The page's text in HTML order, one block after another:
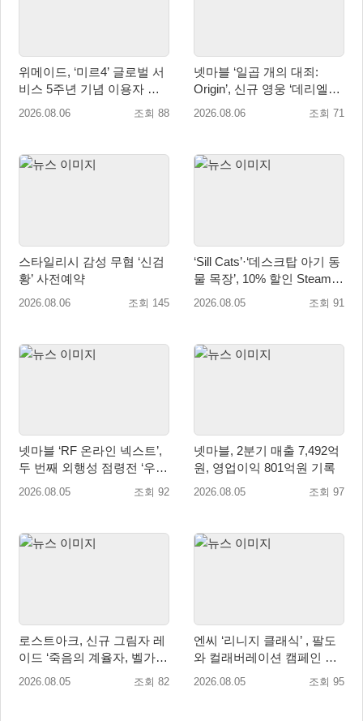
위메이드, ‘미르4’ 글로벌 서
비스 5주년 기념 이용자 헌
정 영상 공개
2026.08.06 조회 88
넷마블 ‘일곱 개의 대죄:
Origin’, 신규 영웅 ‘데리엘리’
업데이트 실시
2026.08.06 조회 71
스타일리시 감성 무협 ‘신검
황’ 사전예약
2026.08.06 조회 145
‘Sill Cats’·‘데스크탑 아기 동
물 목장’, 10% 할인 Steam
번들 판매
2026.08.05 조회 91
넷마블 ‘RF 온라인 넥스트’,
두 번째 외행성 점령전 ‘우샤
스 워존’ 등 업데이트 실시
2026.08.05 조회 92
넷마블, 2분기 매출 7,492억
원, 영업이익 801억원 기록
2026.08.05 조회 97
로스트아크, 신규 그림자 레
이드 ‘죽음의 계율자, 벨가르
딘’ 업데이트
2026.08.05 조회 82
엔씨 ‘리니지 클래식’ , 팔도
와 컬래버레이션 캠페인 진
행
2026.08.05 조회 95